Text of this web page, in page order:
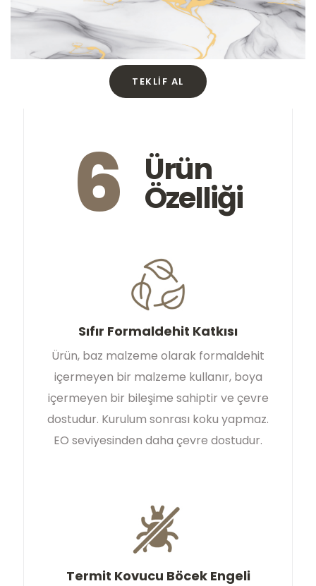
TEKLIF AL
6 Ürün
Özelliği
Sıfır Formaldehit Katkısı
Ürün, baz malzeme olarak formaldehit
içermeyen bir malzeme kullanır, boya
içermeyen bir bileşime sahiptir ve çevre
dostudur. Kurulum sonrası koku yapmaz.
EO seviyesinden daha çevre dostudur.
Termit Kovucu Böcek Engeli